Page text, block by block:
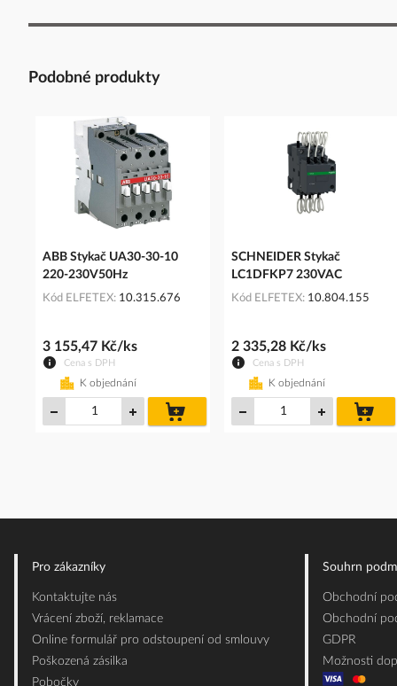
Podobné produkty
ABB Stykač UA30-30-10
220-230V50Hz
Kód ELFETEX 10.315.676
Cena s DPH
3 155,47 Kč/ks
K objednání
košíku
SCHNEIDER Stykač
LC1DFKP7 230VAC
Kód ELFETEX 10.804.155
Cena s DPH
2 335,28 Kč/ks
K objednání
Pro zákazníky
Kontaktujte nás
Vrácení zboží, reklamace
Online formulář pro odstoupení od smlouvy
Poškozená zásilka
Pobočky
Souhrn
Obchodní
Obchodní
GDPR
Možnosti